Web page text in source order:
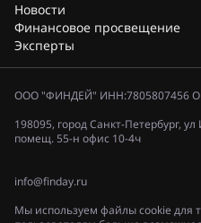
Новости
Финансовое просвещение
Эксперты
ООО "ФИНДЕЙ" ИНН:7805807456
198095, город Санкт-Петербург,
помещ. 55-н офис 10-4ч
info@finday.ru
Мы используем файлы cookie для